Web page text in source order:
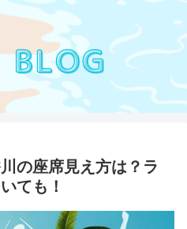
の座席見え方は？ラ
ても！